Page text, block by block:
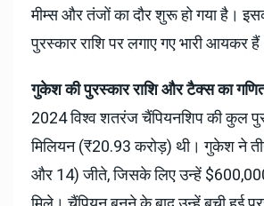
मीम्स और तंजों का दौर शुरू हो गया है।
पुरस्कार राशि पर लगाए गए भारी आयकर
गुकेश की पुरस्कार राशि और टैक्स का
2024 विश्व शतरंज चैंपियनशिप की कुल
मिलियन (₹20.93 करोड़) थी। गुकेश ने
और 14) जीते, जिसके लिए उन्हें